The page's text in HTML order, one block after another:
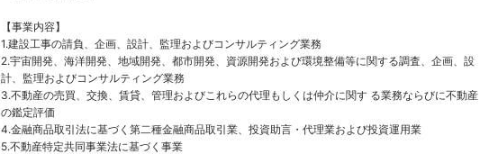
【事業内容】
1.建設工事の請負、企画、設計、監理およびコンサルティング業務
2.宇宙開発、海洋開発、地域開発、都市開発、資源開発および環境整備等に関する調査、企画、設
計、監理およびコンサルティング業務
3.不動産の売買、交換、賃貸、管理およびこれらの代理もしくは仲介に関す る業務ならびに不動産
の鑑定評価
4.金融商品取引法に基づく第二種金融商品取引業、投資助言・代理業および投資運用業
5.不動産特定共同事業法に基づく事業